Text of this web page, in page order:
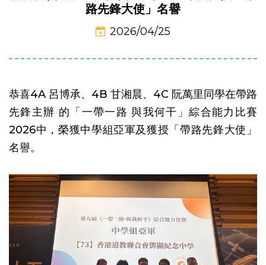
路先鋒大使」名譽
2026/04/25
恭喜4A 呂博承、4B 甘湘晨、4C 阮萬里同學在帶路
先鋒主辦 的「一帶一路 與我何干」綜合能力比賽
2026中，榮獲中學組亞軍及獲授「帶路先鋒大使」
名譽。